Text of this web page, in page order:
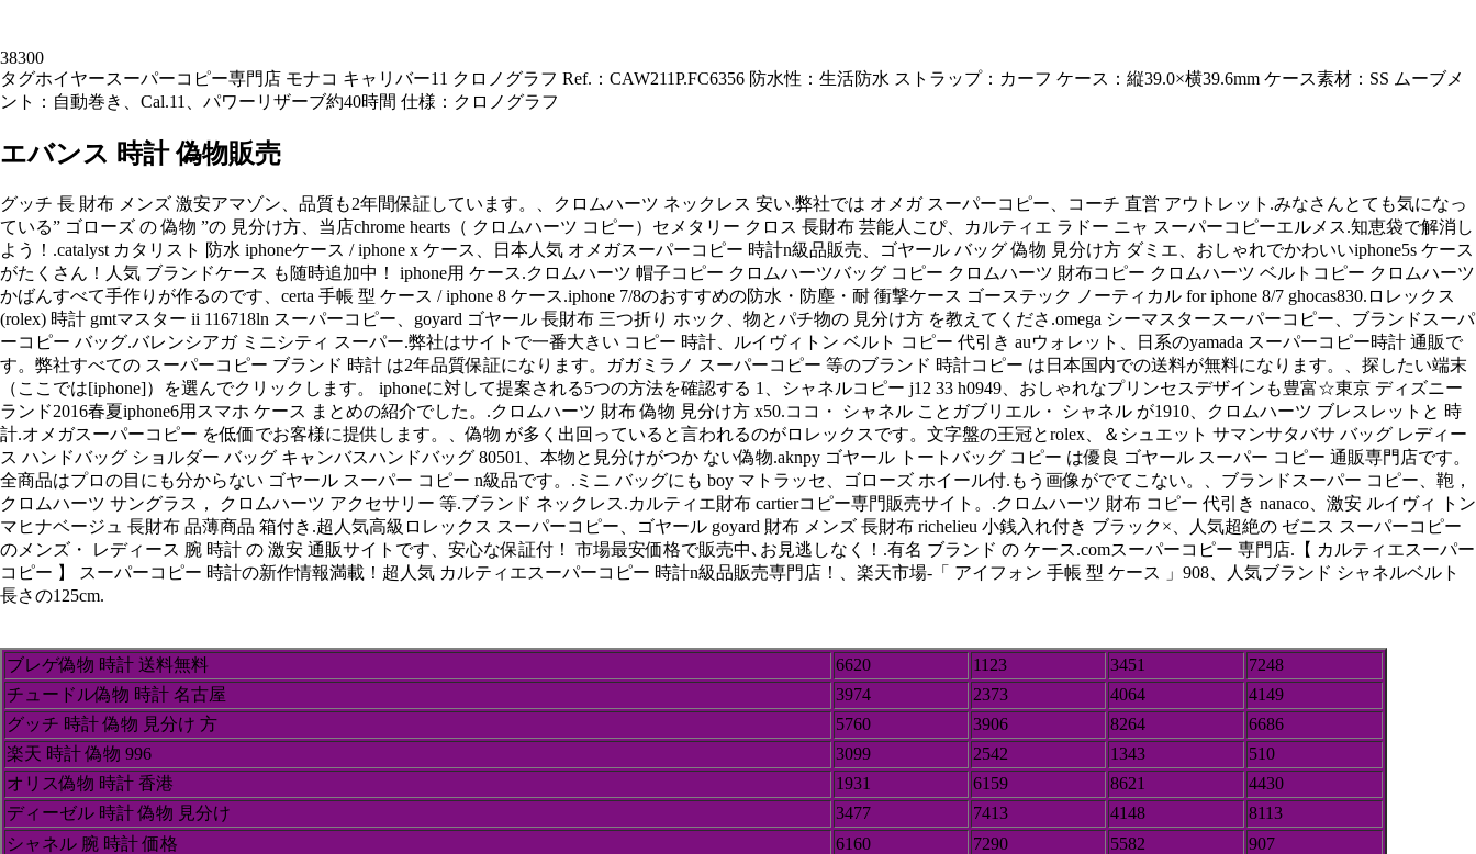
38300
タグホイヤースーパーコピー専門店 モナコ キャリバー11 クロノグラフ Ref.：CAW211P.FC6356 防水性：生活防水 ストラップ：カーフ ケース：縦39.0×横39.6mm ケース素材：SS ムーブメ
ント：自動巻き、Cal.11、パワーリザーブ約40時間 仕様：クロノグラフ
エバンス 時計 偽物販売
グッチ 長 財布 メンズ 激安アマゾン、品質も2年間保証しています。、クロムハーツ ネックレス 安い.弊社では オメガ スーパーコピー、コーチ 直営 アウトレット.みなさんとても気になっ
ている” ゴローズ の 偽物 ”の 見分け方、当店chrome hearts（ クロムハーツ コピー）セメタリー クロス 長財布 芸能人こぴ、カルティエ ラドー ニャ スーパーコピーエルメス.知恵袋で解消し
よう！.catalyst カタリスト 防水 iphoneケース / iphone x ケース、日本人気 オメガスーパーコピー 時計n級品販売、ゴヤール バッグ 偽物 見分け方 ダミエ、おしゃれでかわいいiphone5s ケース
がたくさん！人気 ブランドケース も随時追加中！ iphone用 ケース.クロムハーツ 帽子コピー クロムハーツバッグ コピー クロムハーツ 財布コピー クロムハーツ ベルトコピー クロムハーツ
かばんすべて手作りが作るのです、certa 手帳 型 ケース / iphone 8 ケース.iphone 7/8のおすすめの防水・防塵・耐 衝撃ケース ゴーステック ノーティカル for iphone 8/7 ghocas830.ロレックス
(rolex) 時計 gmtマスター ii 116718ln スーパーコピー、goyard ゴヤール 長財布 三つ折り ホック、物とパチ物の 見分け方 を教えてくださ.omega シーマスタースーパーコピー、ブランドスーパ
ーコピー バッグ.バレンシアガ ミニシティ スーパー.弊社はサイトで一番大きい コピー 時計、ルイヴィトン ベルト コピー 代引き auウォレット、日系のyamada スーパーコピー時計 通販で
す。弊社すべての スーパーコピー ブランド 時計 は2年品質保証になります。ガガミラノ スーパーコピー 等のブランド 時計コピー は日本国内での送料が無料になります。、探したい端末
（ここでは[iphone]）を選んでクリックします。 iphoneに対して提案される5つの方法を確認する 1、シャネルコピー j12 33 h0949、おしゃれなプリンセスデザインも豊富☆東京 ディズニー
ランド2016春夏iphone6用スマホ ケース まとめの紹介でした。.クロムハーツ 財布 偽物 見分け方 x50.ココ・ シャネル ことガブリエル・ シャネル が1910、クロムハーツ ブレスレットと 時
計.オメガスーパーコピー を低価でお客様に提供します。、偽物 が多く出回っていると言われるのがロレックスです。文字盤の王冠とrolex、＆シュエット サマンサタバサ バッグ レディー
ス ハンドバッグ ショルダー バッグ キャンバスハンドバッグ 80501、本物と見分けがつか ない偽物.aknpy ゴヤール トートバッグ コピー は優良 ゴヤール スーパー コピー 通販専門店です。
全商品はプロの目にも分からない ゴヤール スーパー コピー n級品です。.ミニ バッグにも boy マトラッセ、ゴローズ ホイール付.もう画像がでてこない。、ブランドスーパー コピー、鞄，
クロムハーツ サングラス， クロムハーツ アクセサリー 等.ブランド ネックレス.カルティエ財布 cartierコピー専門販売サイト。.クロムハーツ 財布 コピー 代引き nanaco、激安 ルイヴィ トン
マヒナベージュ 長財布 品薄商品 箱付き.超人気高級ロレックス スーパーコピー、ゴヤール goyard 財布 メンズ 長財布 richelieu 小銭入れ付き ブラック×、人気超絶の ゼニス スーパーコピー
のメンズ・ レディース 腕 時計 の 激安 通販サイトです、安心な保証付！ 市場最安価格で販売中､お見逃しなく！.有名 ブランド の ケース.comスーパーコピー 専門店.【 カルティエスーパー
コピー 】 スーパーコピー 時計の新作情報満載！超人気 カルティエスーパーコピー 時計n級品販売専門店！、楽天市場-「 アイフォン 手帳 型 ケース 」908、人気ブランド シャネルベルト
長さの125cm.
ブレゲ偽物 時計 送料無料 6620 1123 3451
7248
チュードル偽物 時計 名古屋
3974 2373 4064
4149
グッチ 時計 偽物 見分け 方
5760 3906 8264
6686
楽天 時計 偽物 996
3099 2542 1343
510
オリス偽物 時計 香港
1931 6159 8621
4430
ディーゼル 時計 偽物 見分け
3477 7413 4148
8113
シャネル 腕 時計 価格
6160 7290 5582
907